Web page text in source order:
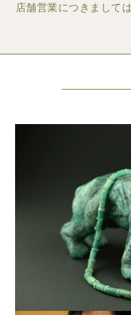
店舗営業につきまして